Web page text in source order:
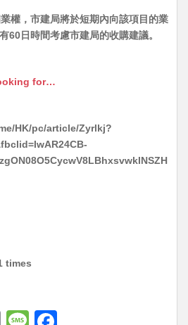
權，市建局將於短期內向該項目的業
60日時間考慮市建局的收購建議。
for…
HK/pc/article/Zyrlkj?
times